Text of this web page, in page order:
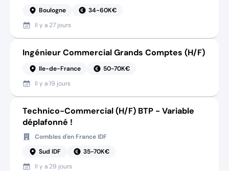
Boulogne
34-60K€
Il y a 27 jours
Ingénieur Commercial Grands Comptes (H/F)
Ile-de-France
50-70K€
Il y a19 jours
Technico-Commercial (H/F) BTP - Variable
déplafonné !
Combles d'en France IDF
Sud IDF
35-70K€
Il y a 29 jours